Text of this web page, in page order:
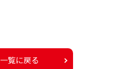
一覧に戻る